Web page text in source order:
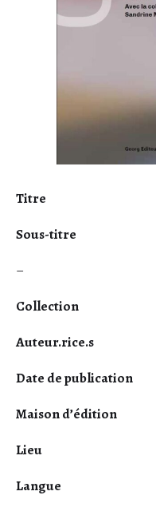
Titre
Sous-titre
–
Collection
Auteur.rice.s
Date de publication
Maison d’édition
Lieu
Langue